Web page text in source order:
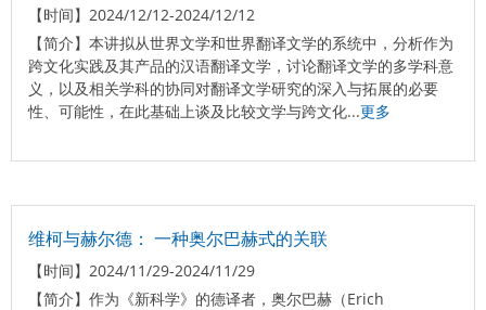
【时间】 2024/12/12-2024/12/12
【简介】 本讲拟从世界文学和世界翻译文学的系统中，分析作为
跨文化实践及其产品的汉语翻译文学，讨论翻译文学的多学科意
义，以及相关学科的协同对翻译文学研究的深入与拓展的必要
性、可能性，在此基础上谈及比较文学与跨文化...更多
维柯与赫尔德： 一种奥尔巴赫式的关联
【时间】 2024/11/29-2024/11/29
【简介】 作为《新科学》的德译者，奥尔巴赫（Erich